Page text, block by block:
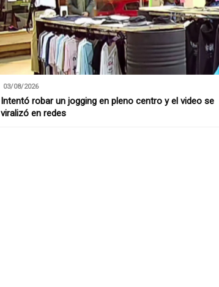
03/08/2026
Intentó robar un jogging en pleno centro y el video se
viralizó en redes